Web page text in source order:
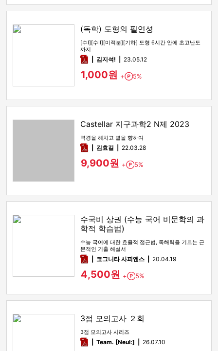
(독학) 도형의 필연성
[수Ⅰ][수Ⅱ][미적분][기하] 도형 6시간 안에 초고난도
까지
pdf김지석! 23.05.12
1,000원 + Point
5%
Castellar 지구과학2 N제 2023
역경을 헤치고 별을 향하여
pdf김효길 22.03.28
9,900원 + Point
5%
수국비 상권 (수능 국어 비문학의 과
학적 학습법)
수능 국어에 대한 효율적 접근법, 독해력을 기르는 근
본적인 기출 해설서
pdf코그니타 사피엔스 20.04.19
4,500원 + Point
5%
3점 모의고사 ２회
3점 모의고사 시리즈
pdfTeam. [Neul:] 26.07.10